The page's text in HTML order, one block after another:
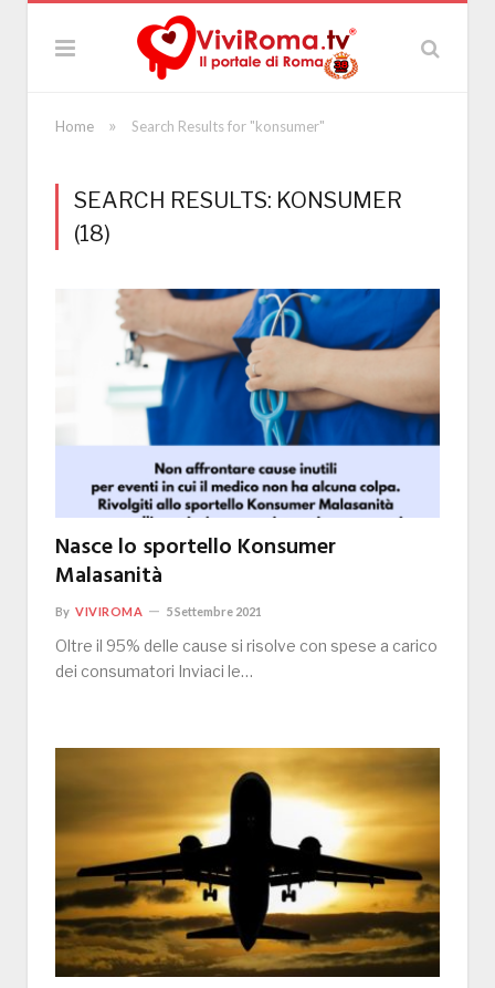
Home » Search Results for "konsumer"
SEARCH RESULTS: KONSUMER
(18)
Nasce lo sportello Konsumer
Malasanità
By VIVIROMA 5 Settembre 2021
Oltre il 95% delle cause si risolve con spese a carico
dei consumatori Inviaci le…